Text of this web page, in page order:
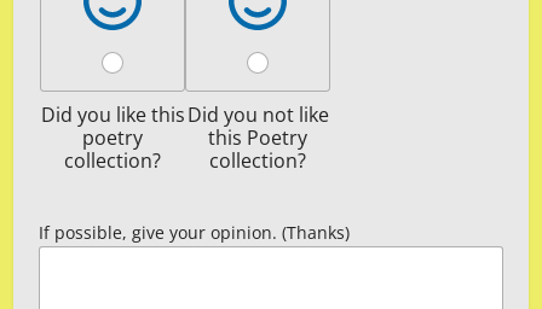
Did you like this
poetry
collection?
Did you not like
this Poetry
collection?
If possible, give your opinion. (Thanks)